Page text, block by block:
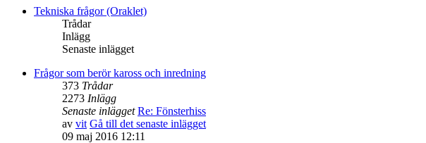
Tekniska frågor (Oraklet)
Trådar
Inlägg
Senaste inlägget
Frågor som berör kaross och inredning
373 Trådar
2273 Inlägg
Senaste inlägget Re: Fönsterhiss
av vit Gå till det senaste inlägget
09 maj 2016 12:11